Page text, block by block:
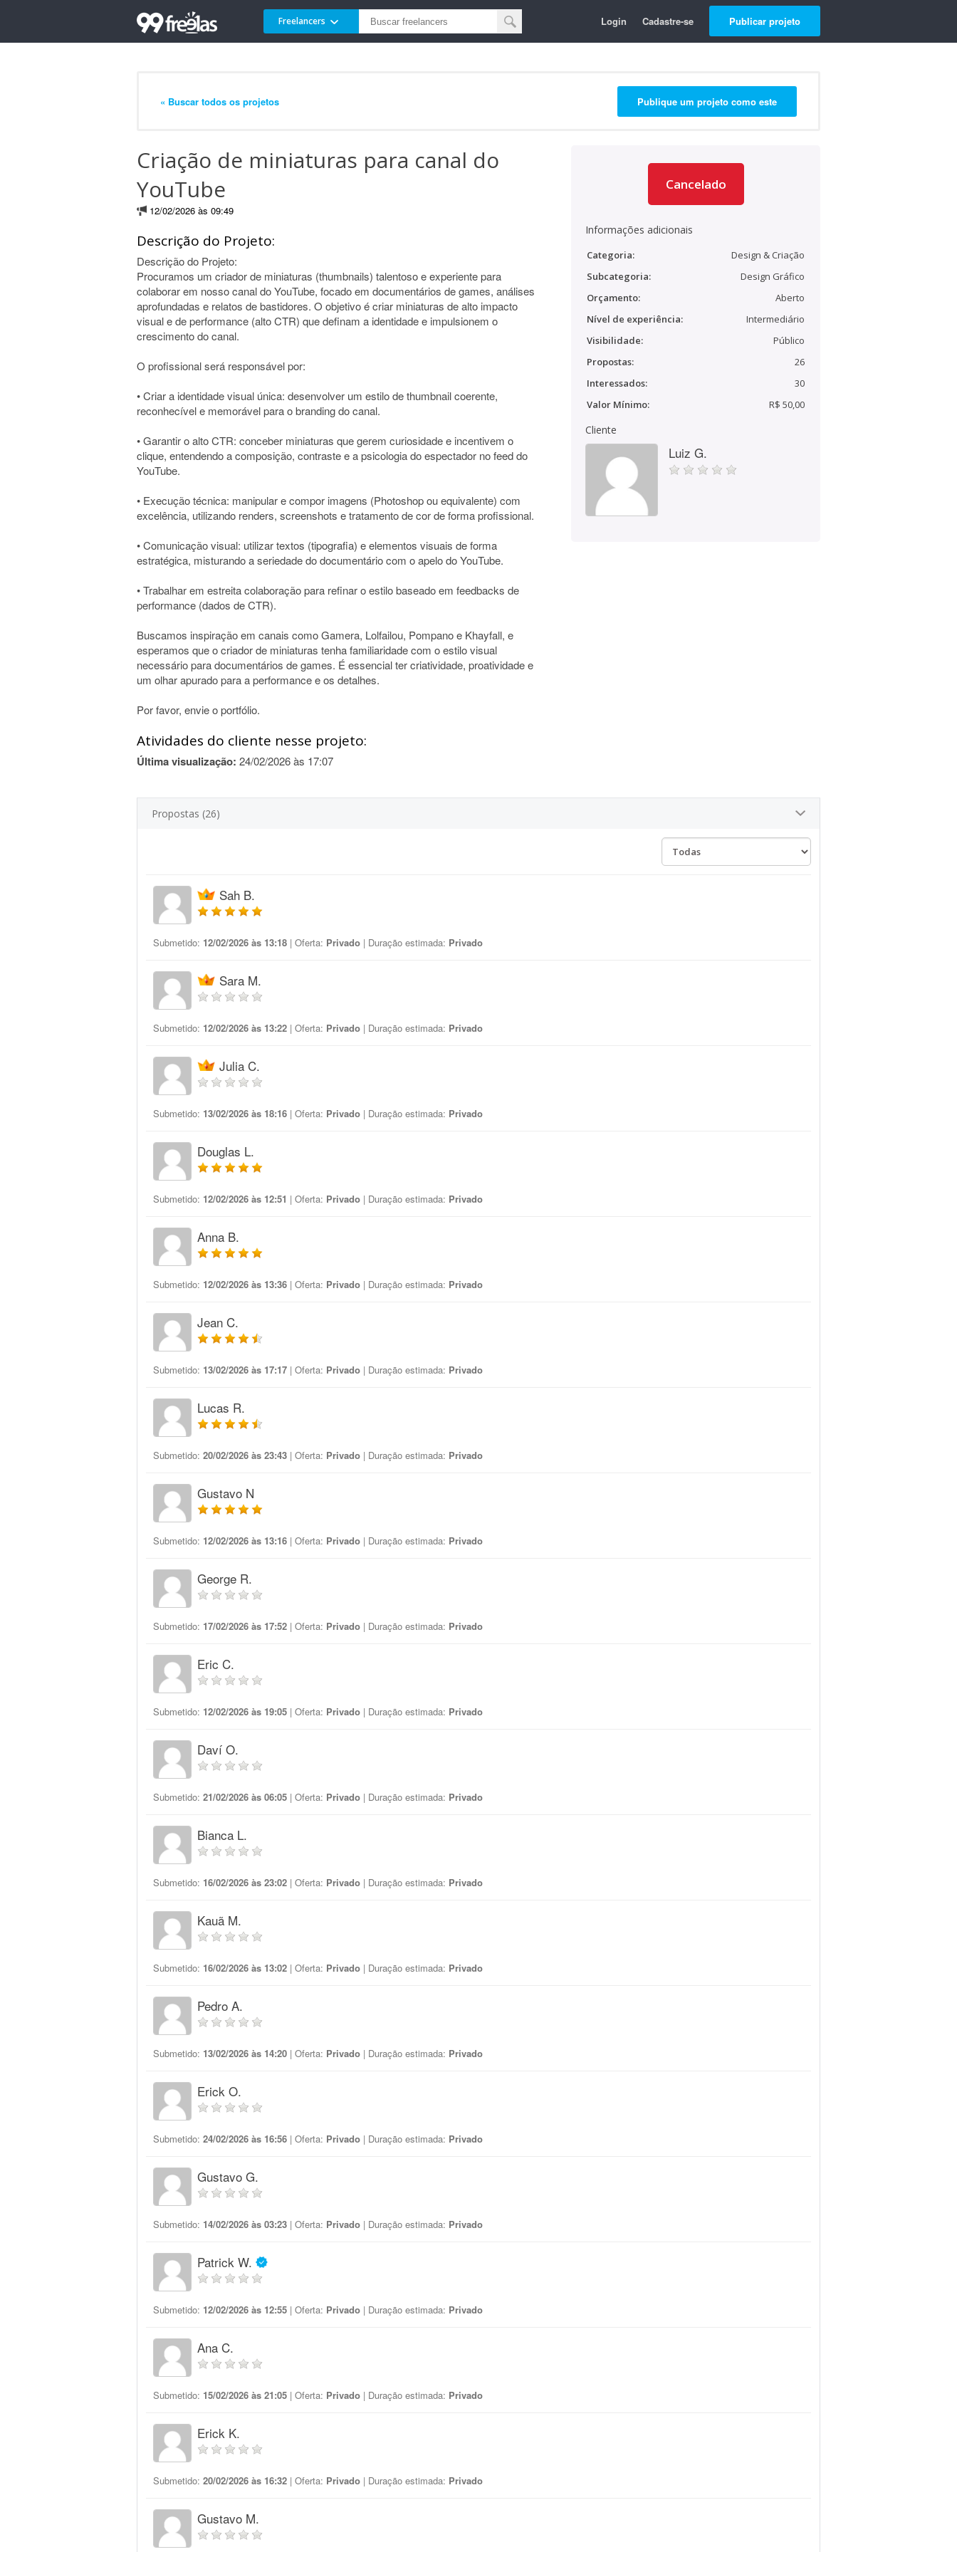
Freelancers Login Cadastre-se Publicar projeto
« Buscar todos os projetos Publique um projeto como este
Criação de miniaturas para canal do
YouTube
12/02/2026 às 09:49
Descrição do Projeto:
Descrição do Projeto:
Procuramos um criador de miniaturas (thumbnails) talentoso e experiente para
colaborar em nosso canal do YouTube, focado em documentários de games, análises
aprofundadas e relatos de bastidores. O objetivo é criar miniaturas de alto impacto
visual e de performance (alto CTR) que definam a identidade e impulsionem o
crescimento do canal.
O profissional será responsável por:
• Criar a identidade visual única: desenvolver um estilo de thumbnail coerente,
reconhecível e memorável para o branding do canal.
• Garantir o alto CTR: conceber miniaturas que gerem curiosidade e incentivem o
clique, entendendo a composição, contraste e a psicologia do espectador no feed do
YouTube.
• Execução técnica: manipular e compor imagens (Photoshop ou equivalente) com
excelência, utilizando renders, screenshots e tratamento de cor de forma profissional.
• Comunicação visual: utilizar textos (tipografia) e elementos visuais de forma
estratégica, misturando a seriedade do documentário com o apelo do YouTube.
• Trabalhar em estreita colaboração para refinar o estilo baseado em feedbacks de
performance (dados de CTR).
Buscamos inspiração em canais como Gamera, Lolfailou, Pompano e Khayfall, e
esperamos que o criador de miniaturas tenha familiaridade com o estilo visual
necessário para documentários de games. É essencial ter criatividade, proatividade e
um olhar apurado para a performance e os detalhes.
Por favor, envie o portfólio.
Atividades do cliente nesse projeto:
Última visualização: 24/02/2026 às 17:07
Cancelado
Informações adicionais
Categoria:
Design & Criação
Subcategoria:
Design Gráfico
Orçamento:
Aberto
Nível de experiência:
Intermediário
Visibilidade:
Público
Propostas:
26
Interessados:
30
Valor Mínimo:
R$ 50,00
Cliente
Luiz G.
Propostas (26)
Sah B.
Submetido: 12/02/2026 às 13:18 | Oferta: Privado | Duração estimada: Privado
Sara M.
Submetido: 12/02/2026 às 13:22 | Oferta: Privado | Duração estimada: Privado
Julia C.
Submetido: 13/02/2026 às 18:16 | Oferta: Privado | Duração estimada: Privado
Douglas L.
Submetido: 12/02/2026 às 12:51 | Oferta: Privado | Duração estimada: Privado
Anna B.
Submetido: 12/02/2026 às 13:36 | Oferta: Privado | Duração estimada: Privado
Jean C.
Submetido: 13/02/2026 às 17:17 | Oferta: Privado | Duração estimada: Privado
Lucas R.
Submetido: 20/02/2026 às 23:43 | Oferta: Privado | Duração estimada: Privado
Gustavo N
Submetido: 12/02/2026 às 13:16 | Oferta: Privado | Duração estimada: Privado
George R.
Submetido: 17/02/2026 às 17:52 | Oferta: Privado | Duração estimada: Privado
Eric C.
Submetido: 12/02/2026 às 19:05 | Oferta: Privado | Duração estimada: Privado
Daví O.
Submetido: 21/02/2026 às 06:05 | Oferta: Privado | Duração estimada: Privado
Bianca L.
Submetido: 16/02/2026 às 23:02 | Oferta: Privado | Duração estimada: Privado
Kauã M.
Submetido: 16/02/2026 às 13:02 | Oferta: Privado | Duração estimada: Privado
Pedro A.
Submetido: 13/02/2026 às 14:20 | Oferta: Privado | Duração estimada: Privado
Erick O.
Submetido: 24/02/2026 às 16:56 | Oferta: Privado | Duração estimada: Privado
Gustavo G.
Submetido: 14/02/2026 às 03:23 | Oferta: Privado | Duração estimada: Privado
Patrick W.
Submetido: 12/02/2026 às 12:55 | Oferta: Privado | Duração estimada: Privado
Ana C.
Submetido: 15/02/2026 às 21:05 | Oferta: Privado | Duração estimada: Privado
Erick K.
Submetido: 20/02/2026 às 16:32 | Oferta: Privado | Duração estimada: Privado
Gustavo M.